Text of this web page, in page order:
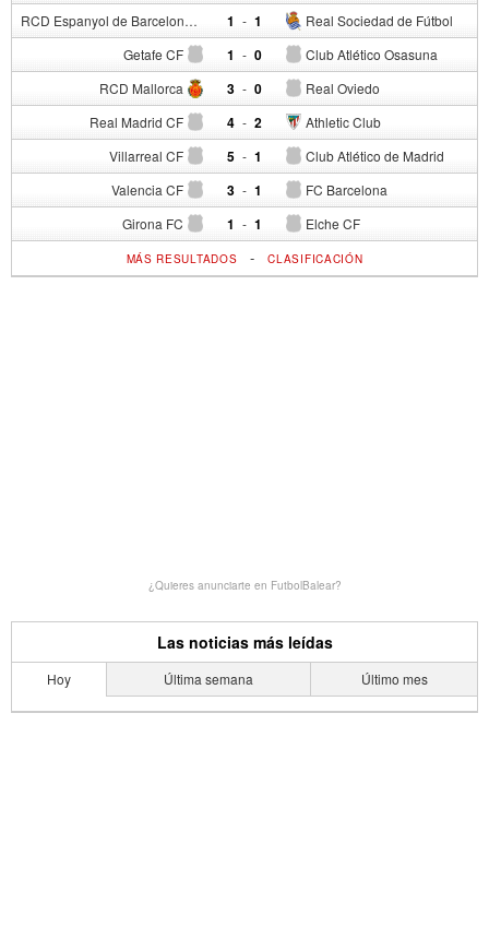
RCD Espanyol de Barcelona 1 - Real Sociedad de Fútbol
1
Getafe CF 1 - Club Atlético Osasuna
0
RCD Mallorca 3 - Real Oviedo
0
Real Madrid CF 4 - Athletic Club
2
Villarreal CF 5 - Club Atlético de Madrid
1
Valencia CF 3 - FC Barcelona
1
Girona FC 1 - Elche CF
1
MÁS RESULTADOS -CLASIFICACIÓN
¿Quieres anunciarte en FutbolBalear?
Las noticias más leídas
Hoy Última semana Último mes